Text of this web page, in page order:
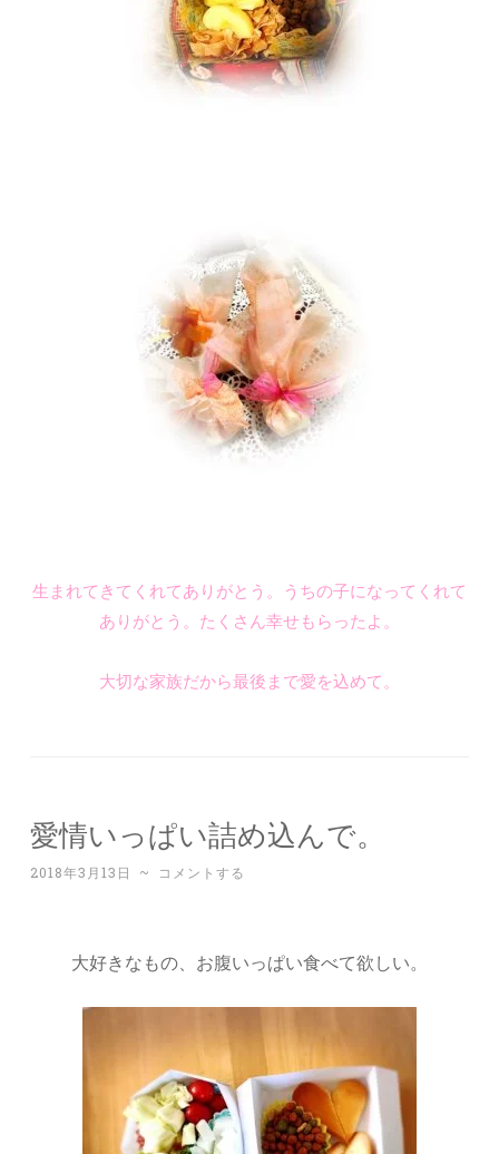
生まれてきてくれてありがとう。うちの子になってくれて
ありがとう。たくさん幸せもらったよ。
大切な家族だから最後まで愛を込めて。
愛情いっぱい詰め込んで。
2018年3月13日 ~ コメントする
大好きなもの、お腹いっぱい食べて欲しい。